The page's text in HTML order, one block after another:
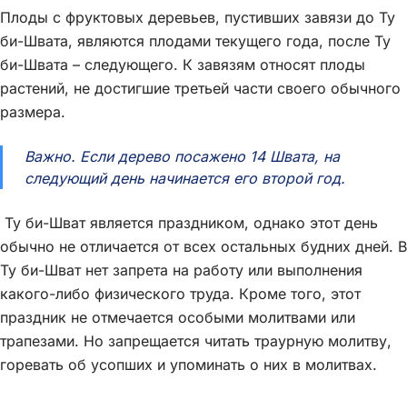
Плоды с фруктовых деревьев, пустивших завязи до Ту
би-Швата, являются плодами текущего года, после Ту
би-Швата – следующего. К завязям относят плоды
растений, не достигшие третьей части своего обычного
размера.
Важно. Если дерево посажено 14 Швата, на
следующий день начинается его второй год.
Ту би-Шват является праздником, однако этот день
обычно не отличается от всех остальных будних дней. В
Ту би-Шват нет запрета на работу или выполнения
какого-либо физического труда. Кроме того, этот
праздник не отмечается особыми молитвами или
трапезами. Но запрещается читать траурную молитву,
горевать об усопших и упоминать о них в молитвах.